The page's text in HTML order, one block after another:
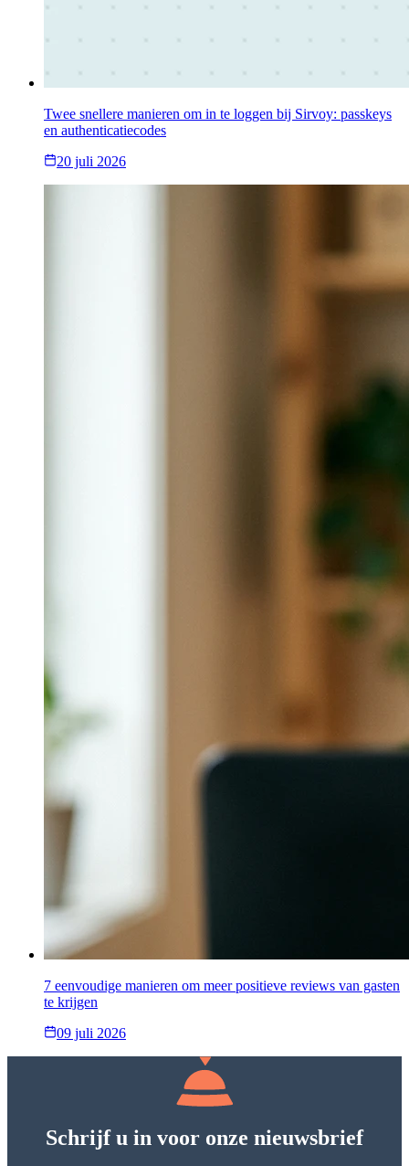
Twee snellere manieren om in te loggen bij Sirvoy: passkeys
en authenticatiecodes
20 juli 2026
7 eenvoudige manieren om meer positieve reviews van gasten
te krijgen
09 juli 2026
Schrijf u in voor onze nieuwsbrief